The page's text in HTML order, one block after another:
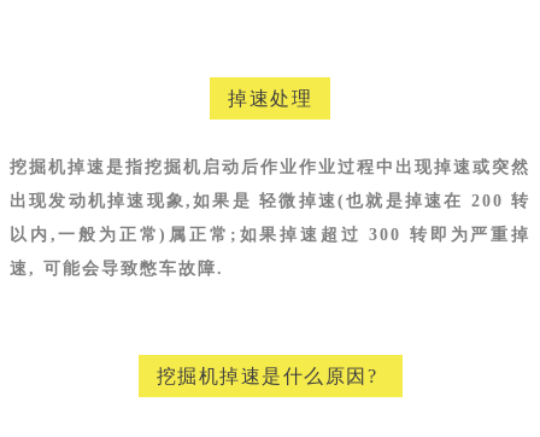
掉速处理
挖掘机掉速是指挖掘机启动后作业作业过程中出现掉速或突然
出现发动机掉速现象,如果是 轻微掉速(也就是掉速在 200 转
以内,一般为正常)属正常;如果掉速超过 300 转即为严重掉
速, 可能会导致憋车故障.
挖掘机掉速是什么原因?